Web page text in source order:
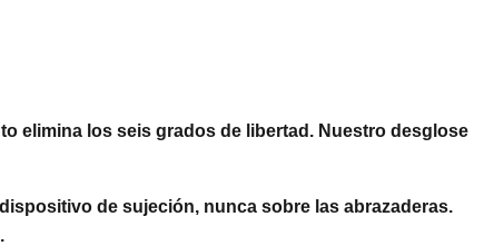
elimina los seis grados de libertad. Nuestro desglose
de sujeción, nunca sobre las abrazaderas.